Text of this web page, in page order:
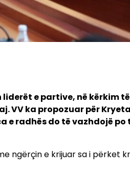
e partive, në kërkim
VV ka propozuar për
radhës do të vazhdojë po
ngërçin e krijuar sa i përket